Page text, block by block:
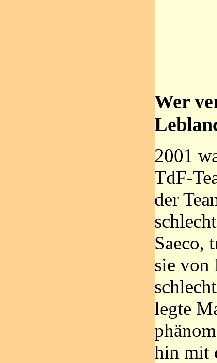
Wer
2001
TdF-
der
Saeco,
sie von
legte
hin mit